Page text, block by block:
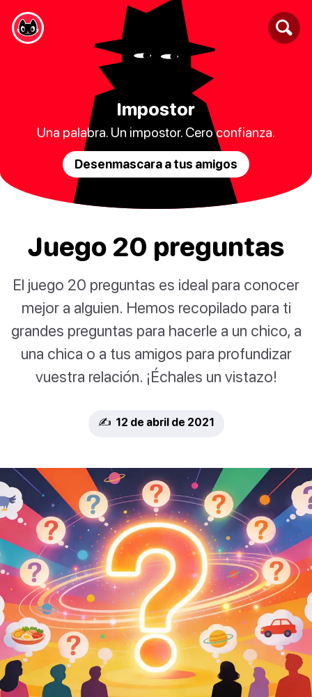
Impostor
Una palabra. Un impostor. Cero confianza.
Desenmascara a tus amigos
Juego 20 preguntas
El juego 20 preguntas es ideal para conocer
mejor a alguien. Hemos recopilado para ti
grandes preguntas para hacerle a un chico, a
una chica o a tus amigos para profundizar
vuestra relación. ¡Échales un vistazo!
✍️ 12 de abril de 2021